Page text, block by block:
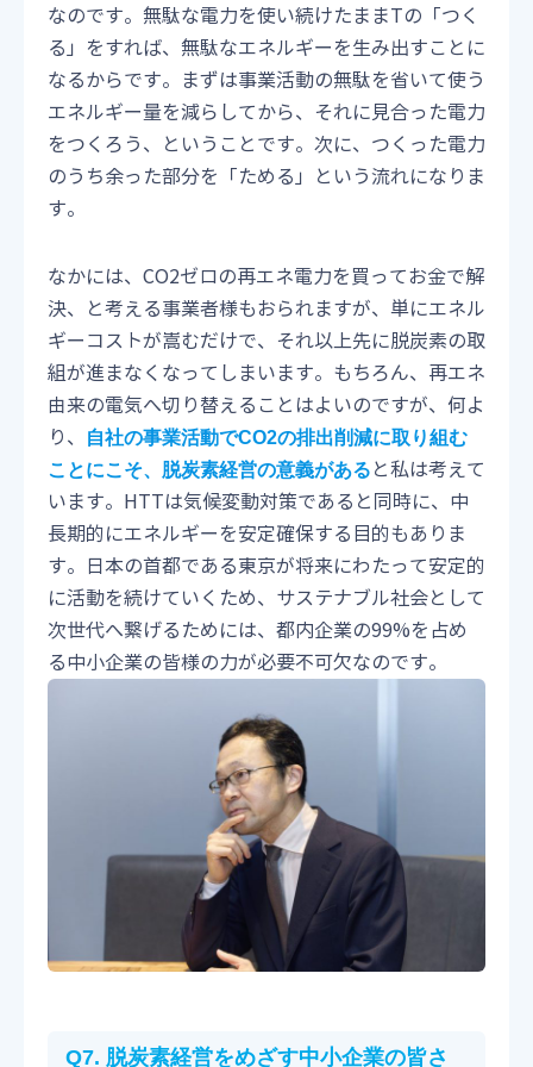
なのです。無駄な電力を使い続けたままTの「つく
る」をすれば、無駄なエネルギーを生み出すことに
なるからです。まずは事業活動の無駄を省いて使う
エネルギー量を減らしてから、それに見合った電力
をつくろう、ということです。次に、つくった電力
のうち余った部分を「ためる」という流れになりま
す。
なかには、CO2ゼロの再エネ電力を買ってお金で解
決、と考える事業者様もおられますが、単にエネル
ギーコストが嵩むだけで、それ以上先に脱炭素の取
組が進まなくなってしまいます。もちろん、再エネ
由来の電気へ切り替えることはよいのですが、何よ
り、
自社の事業活動でCO2の排出削減に取り組む
ことにこそ、脱炭素経営の意義がある と私は考えて
います。HTTは気候変動対策であると同時に、中
長期的にエネルギーを安定確保する目的もありま
す。日本の首都である東京が将来にわたって安定的
に活動を続けていくため、サステナブル社会として
次世代へ繋げるためには、都内企業の99%を占め
る中小企業の皆様の力が必要不可欠なのです。
Q7. 脱炭素経営をめざす中小企業の皆さ